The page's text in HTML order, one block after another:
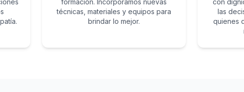
formación. Incorporamos nuevas
técnicas, materiales y equipos para
brindar lo mejor.
con
las
quienes